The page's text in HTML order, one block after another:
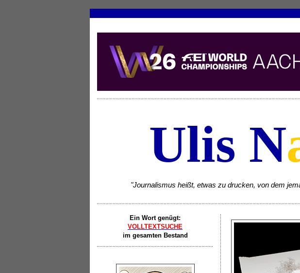
Ulis N
"Journalismus heißt, etwas zu drucken, von dem
Ein Wort genügt:
VOLLTEXTSUCHE
im gesamten Bestand